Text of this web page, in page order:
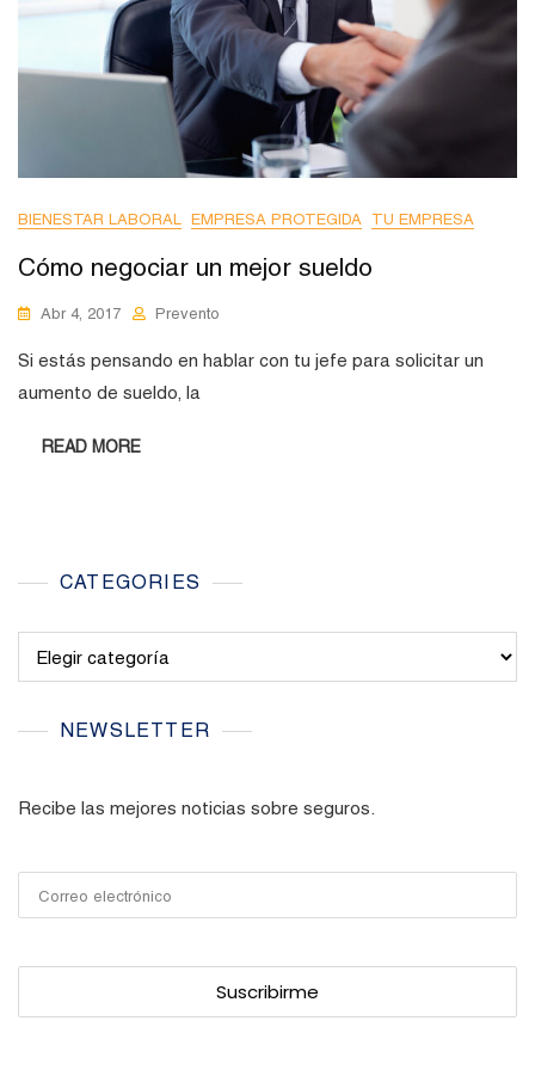
BIENESTAR LABORAL EMPRESA PROTEGIDA TU EMPRESA
Cómo negociar un mejor sueldo
Abr 4, 2017 Prevento
Si estás pensando en hablar con tu jefe para solicitar un
aumento de sueldo, la
READ MORE
CATEGORIES
NEWSLETTER
Recibe las mejores noticias sobre seguros.